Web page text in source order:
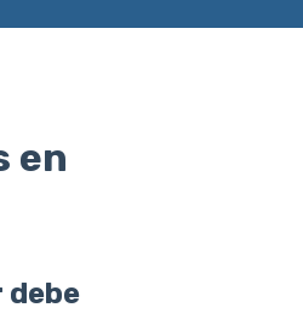
en
debe